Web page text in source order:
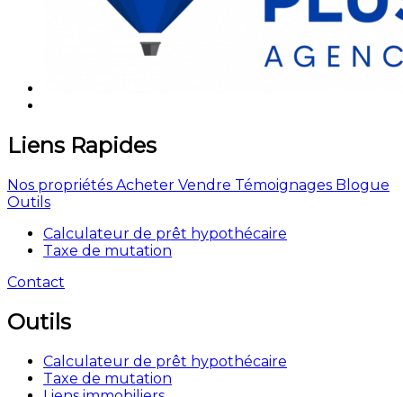
Liens Rapides
Nos propriétés Acheter Vendre Témoignages Blogue
Outils
Calculateur de prêt hypothécaire
Taxe de mutation
Contact
Outils
Calculateur de prêt hypothécaire
Taxe de mutation